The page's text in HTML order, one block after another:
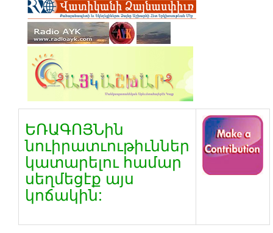
ԵՌԱԳՈՅՆին
նուիրատւութիւններ
կատարելու համար
սեղմեցէք այս
կոճակին: